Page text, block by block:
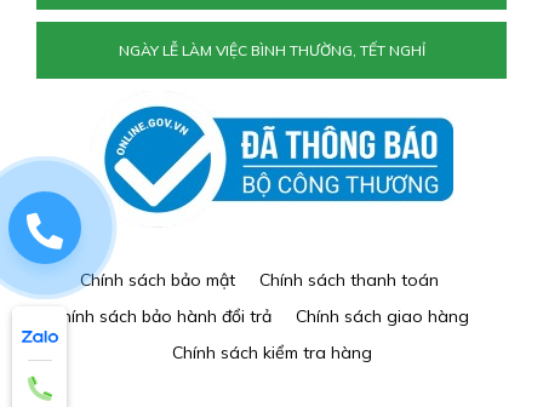
NGÀY LỄ LÀM VIỆC BÌNH THƯỜNG, TẾT NGHỈ
Chính sách bảo mật
Chính sách thanh toán
Chính sách bảo hành đổi trả
Chính sách giao hàng
Chính sách kiểm tra hàng